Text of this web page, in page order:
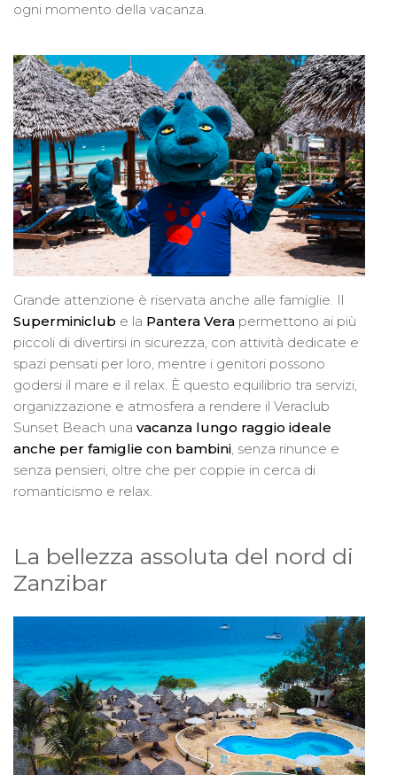
ogni momento della vacanza.
Grande attenzione è riservata anche alle famiglie. Il
Superminiclub e la Pantera Vera permettono ai più
piccoli di divertirsi in sicurezza, con attività dedicate e
spazi pensati per loro, mentre i genitori possono
godersi il mare e il relax. È questo equilibrio tra servizi,
organizzazione e atmosfera a rendere il Veraclub
Sunset Beach una vacanza lungo raggio ideale
anche per famiglie con bambini, senza rinunce e
senza pensieri, oltre che per coppie in cerca di
romanticismo e relax.
La bellezza assoluta del nord di
Zanzibar